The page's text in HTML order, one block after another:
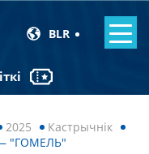
BLR
2025
Кастрычнік
"ГОМЕЛЬ"